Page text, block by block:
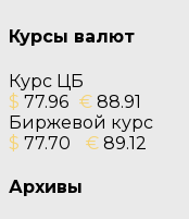
Курсы валют
Курс ЦБ
$ 77.96 € 88.91
Биржевой курс
$ 77.70 € 89.12
Архивы